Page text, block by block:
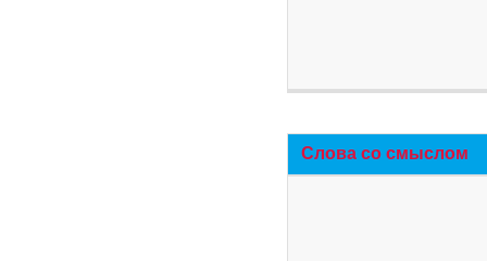
Слова со смыслом